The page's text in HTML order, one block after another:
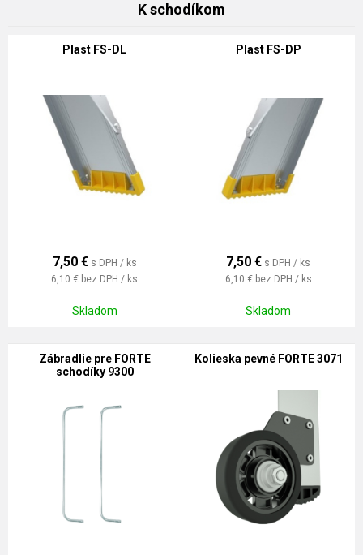
K schodíkom
Plast FS-DL
7,50 € s DPH / ks
6,10 € bez DPH / ks
Skladom
Plast FS-DP
7,50 € s DPH / ks
6,10 € bez DPH / ks
Skladom
Zábradlie pre FORTE
schodíky 9300
Kolieska pevné FORTE 3071